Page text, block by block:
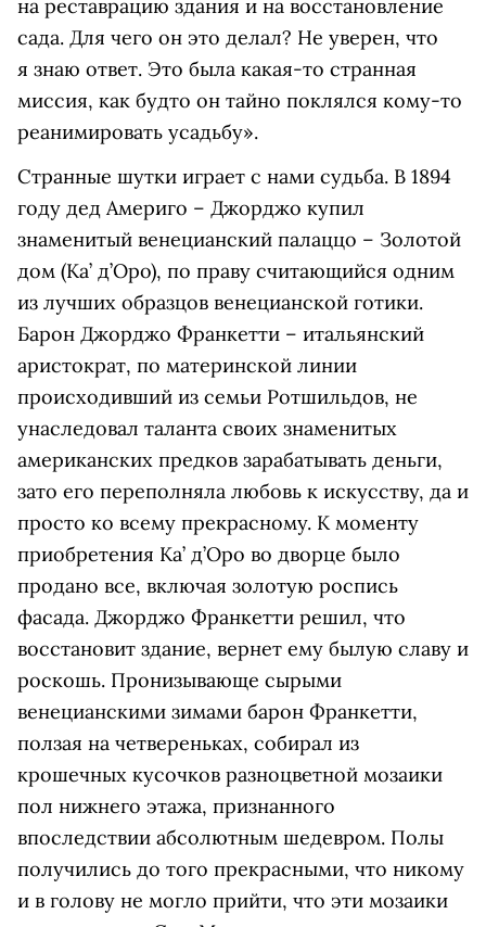
на реставрацию здания и на восстановление
сада. Для чего он это делал? Не уверен, что
я знаю ответ. Это была какая-то странная
миссия, как будто он тайно поклялся кому-то
реанимировать усадьбу».
Странные шутки играет с нами судьба. В 1894
году дед Америго – Джорджо купил
знаменитый венецианский палаццо – Золотой
дом (Ка’ д’Оро), по праву считающийся одним
из лучших образцов венецианской готики.
Барон Джорджо Франкетти – итальянский
аристократ, по материнской линии
происходивший из семьи Ротшильдов, не
унаследовал таланта своих знаменитых
американских предков зарабатывать деньги,
зато его переполняла любовь к искусству, да и
просто ко всему прекрасному. К моменту
приобретения Ка’ д’Оро во дворце было
продано все, включая золотую роспись
фасада. Джорджо Франкетти решил, что
восстановит здание, вернет ему былую славу и
роскошь. Пронизывающе сырыми
венецианскими зимами барон Франкетти,
ползая на четвереньках, собирал из
крошечных кусочков разноцветной мозаики
пол нижнего этажа, признанного
впоследствии абсолютным шедевром. Полы
получились до того прекрасными, что никому
и в голову не могло прийти, что эти мозаики